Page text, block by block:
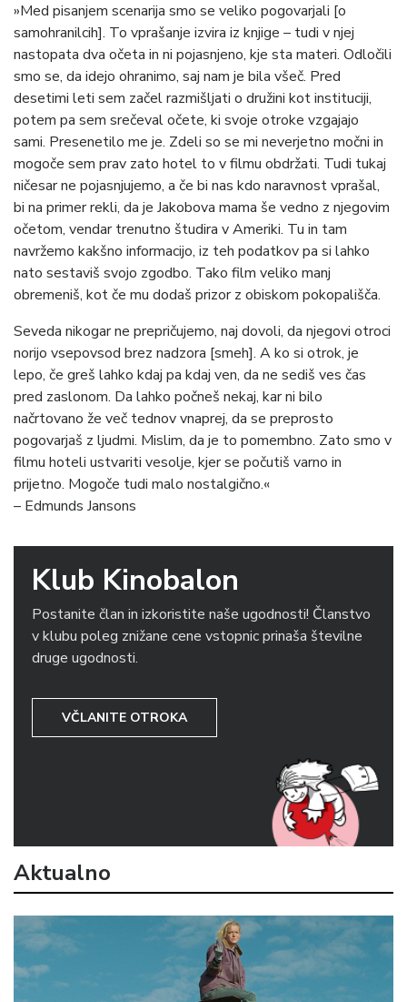
»Med pisanjem scenarija smo se veliko pogovarjali [o
samohranilcih]. To vprašanje izvira iz knjige – tudi v njej
nastopata dva očeta in ni pojasnjeno, kje sta materi. Odločili
smo se, da idejo ohranimo, saj nam je bila všeč. Pred
desetimi leti sem začel razmišljati o družini kot instituciji,
potem pa sem srečeval očete, ki svoje otroke vzgajajo
sami. Presenetilo me je. Zdeli so se mi neverjetno močni in
mogoče sem prav zato hotel to v filmu obdržati. Tudi tukaj
ničesar ne pojasnjujemo, a če bi nas kdo naravnost vprašal,
bi na primer rekli, da je Jakobova mama še vedno z njegovim
očetom, vendar trenutno študira v Ameriki. Tu in tam
navržemo kakšno informacijo, iz teh podatkov pa si lahko
nato sestaviš svojo zgodbo. Tako film veliko manj
obremeniš, kot če mu dodaš prizor z obiskom pokopališča.
Seveda nikogar ne prepričujemo, naj dovoli, da njegovi otroci
norijo vsepovsod brez nadzora [smeh]. A ko si otrok, je
lepo, če greš lahko kdaj pa kdaj ven, da ne sediš ves čas
pred zaslonom. Da lahko počneš nekaj, kar ni bilo
načrtovano že več tednov vnaprej, da se preprosto
pogovarjaš z ljudmi. Mislim, da je to pomembno. Zato smo v
filmu hoteli ustvariti vesolje, kjer se počutiš varno in
prijetno. Mogoče tudi malo nostalgično.«
– Edmunds Jansons
Klub Kinobalon
Postanite član in izkoristite naše ugodnosti! Članstvo
v klubu poleg znižane cene vstopnic prinaša številne
druge ugodnosti.
VČLANITE OTROKA
Aktualno